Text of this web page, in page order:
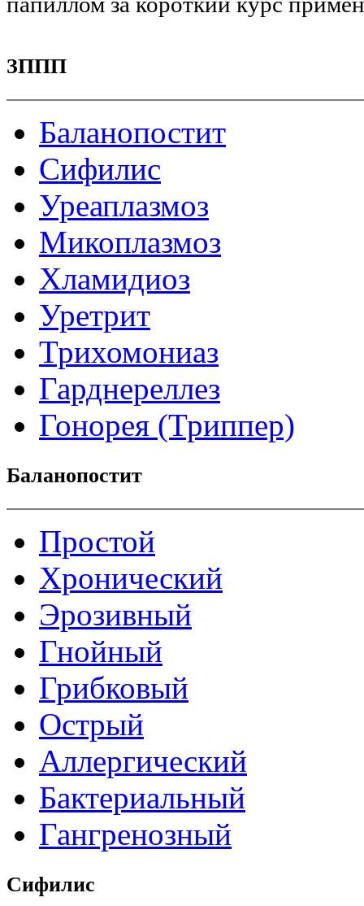
ЗППП
Баланопостит
Сифилис
Уреаплазмоз
Микоплазмоз
Хламидиоз
Уретрит
Трихомониаз
Гарднереллез
Гонорея (Триппер)
Баланопостит
Простой
Хронический
Эрозивный
Гнойный
Грибковый
Острый
Аллергический
Бактериальный
Гангренозный
Сифилис